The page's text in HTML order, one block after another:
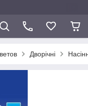
Дворічні